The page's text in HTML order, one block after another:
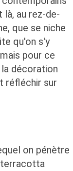
au rez-de-
que se niche
qu'on s'y
pour ce
décoration
réfléchir sur
on pénètre
terracotta